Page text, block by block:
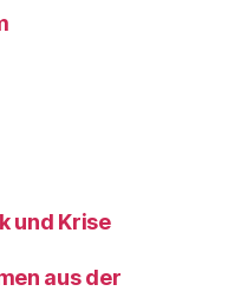
und Krise
aus der